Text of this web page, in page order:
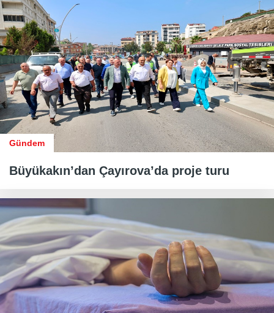
Gündem
Büyükakın’dan Çayırova’da proje turu